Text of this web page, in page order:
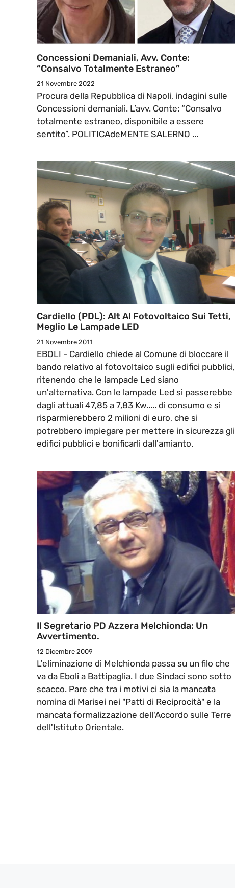
Concessioni Demaniali, Avv. Conte:
“Consalvo Totalmente Estraneo”
21 Novembre 2022
Procura della Repubblica di Napoli, indagini sulle
Concessioni demaniali. L’avv. Conte: “Consalvo
totalmente estraneo, disponibile a essere
sentito”. POLITICAdeMENTE SALERNO ...
Cardiello (PDL): Alt Al Fotovoltaico Sui Tetti,
Meglio Le Lampade LED
21 Novembre 2011
EBOLI - Cardiello chiede al Comune di bloccare il
bando relativo al fotovoltaico sugli edifici pubblici,
ritenendo che le lampade Led siano
un'alternativa. Con le lampade Led si passerebbe
dagli attuali 47,85 a 7,83 Kw..... di consumo e si
risparmierebbero 2 milioni di euro, che si
potrebbero impiegare per mettere in sicurezza gli
edifici pubblici e bonificarli dall'amianto.
Il Segretario PD Azzera Melchionda: Un
Avvertimento.
12 Dicembre 2009
L'eliminazione di Melchionda passa su un filo che
va da Eboli a Battipaglia. I due Sindaci sono sotto
scacco. Pare che tra i motivi ci sia la mancata
nomina di Marisei nei "Patti di Reciprocità" e la
mancata formalizzazione dell'Accordo sulle Terre
dell'Istituto Orientale.